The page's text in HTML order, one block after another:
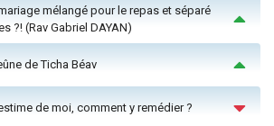
mélangé pour le repas et séparé
?! (Rav Gabriel DAYAN)
de Ticha Béav
de moi, comment y remédier ?